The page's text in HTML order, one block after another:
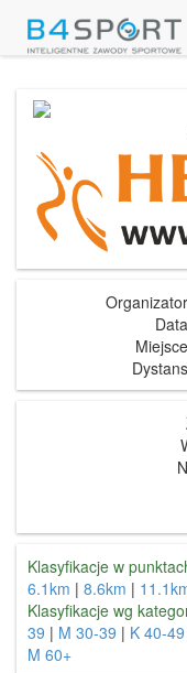
Klasyfikacje w
6.1km | 8.6km |
Klasyfikacje wg
39 | M 30-39 | K 40-49
M 60+